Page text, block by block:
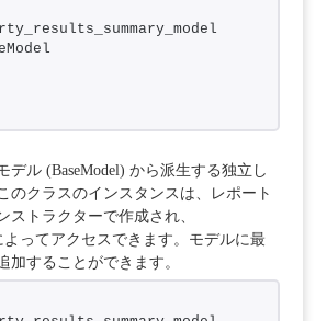
デル (BaseModel) から派生する独立し
のクラスのインスタンスは、レポート
ストラクターで作成され、
ってアクセスできます。モデルに最
加することができます。